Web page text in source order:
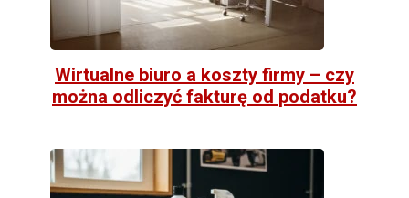
Wirtualne biuro a koszty firmy – czy
można odliczyć fakturę od podatku?